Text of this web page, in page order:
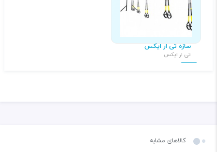
سازه تی ار ایکس
تی ار ایکس
کالاهای مشابه